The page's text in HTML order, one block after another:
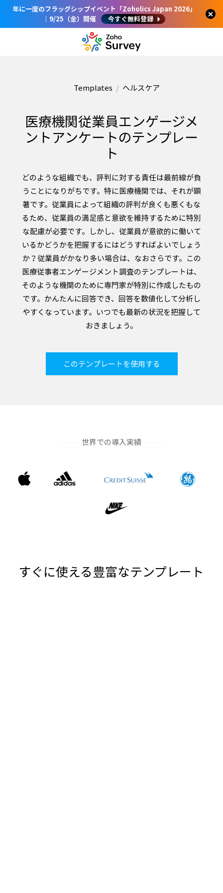
年に一度のフラッグシップイベント「Zoholics Japan 2026」
｜9/25（金）開催
今すぐ無料登録
Templates ヘルスケア
医療機関従業員エンゲージメ
ントアンケートのテンプレー
ト
どのような組織でも、評判に対する責任は最前線が負
うことになりがちです。特に医療機関では、それが顕
著です。従業員によって組織の評判が良くも悪くもな
るため、従業員の満足感と意欲を維持するために特別
な配慮が必要です。しかし、従業員が意欲的に働いて
いるかどうかを把握するにはどうすればよいでしょう
か？従業員がかなり多い場合は、なおさらです。この
医療従事者エンゲージメント調査のテンプレートは、
そのような機関のために専門家が特別に作成したもの
です。かんたんに回答でき、回答を数値化して分析し
やすくなっています。いつでも最新の状況を把握して
おきましょう。
このテンプレートを使用する
世界での導入実績
すぐに使える豊富なテンプレート